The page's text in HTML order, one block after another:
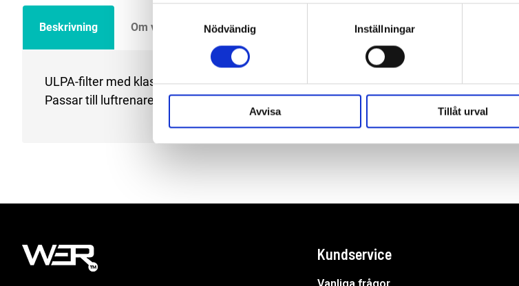
Nödvändig
Inställningar
Avvisa Tillåt urval
Beskrivning Om varumärket Filer
ULPA-filter med klassificering U15 och en filteringsyta på 4 kvadratmeter.
Passar till luftrenare Niveus NV50.
Kundservice